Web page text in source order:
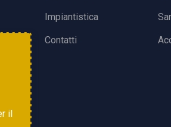
Impiantistica
Contatti
il